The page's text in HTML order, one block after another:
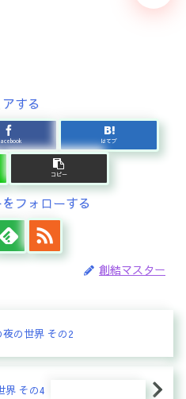
する
はてブ
コピー
フォローする
創結マスター
夜の世界 その2
界 その4